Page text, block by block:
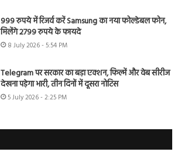
999 रुपये में रिजर्व करें Samsung का नया फोल्डेबल फोन,
मिलेंगे 2799 रुपये के फायदे
8 July 2026 - 5:54 PM
Telegram पर सरकार का बड़ा एक्शन, फिल्में और वेब सीरीज
देखना पड़ेगा भारी, तीन दिनों में दूसरा नोटिस
5 July 2026 - 2:25 PM